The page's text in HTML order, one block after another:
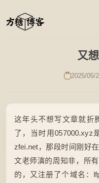
又
2025/05/
这年头不想写文章就折
了，当时用057000.xyz
zfei.net，那段时间刚好
文老师演的周知非，所
的，又注册了个域名：